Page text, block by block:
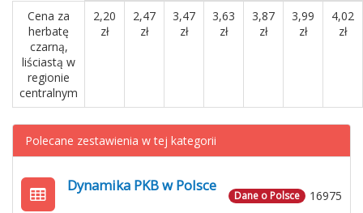
Cena za
herbatę
czarną,
liściastą w
regionie
centralnym
2,20
zł
2,47
zł
3,47
zł
3,63
zł
3,87
zł
3,99
zł
4,02
zł
Polecane zestawienia w tej kategorii
16975
Dane o Polsce
Dynamika PKB w Polsce